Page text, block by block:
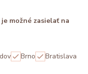
možné zasielať na
Brno Bratislava